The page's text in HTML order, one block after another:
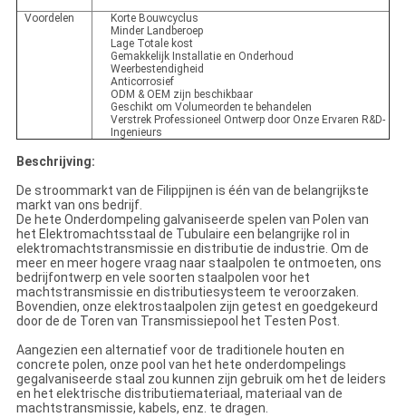
Voordelen
Korte Bouwcyclus
Minder Landberoep
Lage Totale kost
Gemakkelijk Installatie en Onderhoud
Weerbestendigheid
Anticorrosief
ODM & OEM zijn beschikbaar
Geschikt om Volumeorden te behandelen
Verstrek Professioneel Ontwerp door Onze Ervaren R&D-
Ingenieurs
Beschrijving:
De stroommarkt van de Filippijnen is één van de belangrijkste
markt van ons bedrijf.
De hete Onderdompeling galvaniseerde spelen van Polen van
het Elektromachtsstaal de Tubulaire een belangrijke rol in
elektromachtstransmissie en distributie de industrie. Om de
meer en meer hogere vraag naar staalpolen te ontmoeten, ons
bedrijfontwerp en vele soorten staalpolen voor het
machtstransmissie en distributiesysteem te veroorzaken.
Bovendien, onze elektrostaalpolen zijn getest en goedgekeurd
door de de Toren van Transmissiepool het Testen Post.
Aangezien een alternatief voor de traditionele houten en
concrete polen, onze pool van het hete onderdompelings
gegalvaniseerde staal zou kunnen zijn gebruik om het de leiders
en het elektrische distributiemateriaal, materiaal van de
machtstransmissie, kabels, enz. te dragen.